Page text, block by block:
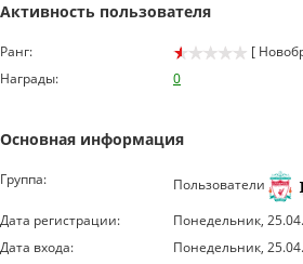
Активность пользователя
Ранг:
[
Награды:
0
Основная информация
Группа:
Пользователи
Дата регистрации:
Понедельник,
Дата входа:
Понедельник,